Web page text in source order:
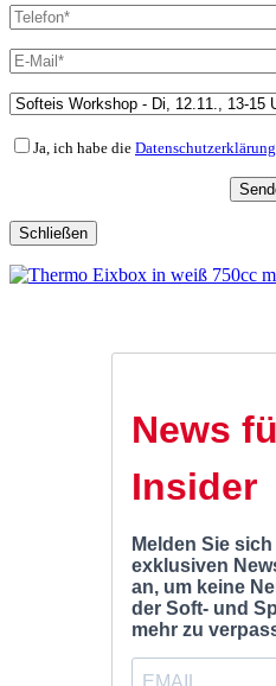
Ja, ich habe die Datenschutzerklärung
Schließen